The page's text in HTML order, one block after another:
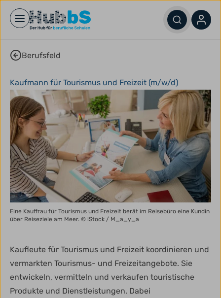
Open main menu
Berufsfeld
Kaufmann für Tourismus und Freizeit (m/w/d)
Eine Kauffrau für Tourismus und Freizeit berät im Reisebüro eine Kundin
über Reiseziele am Meer. © iStock / M_a_y_a
Kaufleute für Tourismus und Freizeit koordinieren und
vermarkten Tourismus- und Freizeitangebote. Sie
entwickeln, vermitteln und verkaufen touristische
Produkte und Dienstleistungen. Dabei